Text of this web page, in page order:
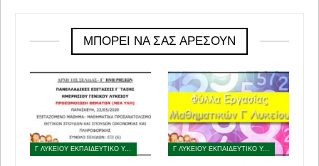
ΜΠΟΡΕΊ ΝΑ ΣΑΣ ΑΡΈΣΟΥΝ
Γ ΛΥΚΕΙΟΥ ΕΚΠΑΙΔΕΥΤΙΚΟ ΥΛΙΚΟ Γ ΛΥΚΕΙΟΥ ΕΚΠΑΙΔΕΥΤΙΚΟ ΥΛΙΚΟ